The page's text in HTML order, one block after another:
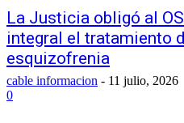
La Justicia obligó al
integral el tratamiento
esquizofrenia
cable informacion - 11 julio, 2026
0